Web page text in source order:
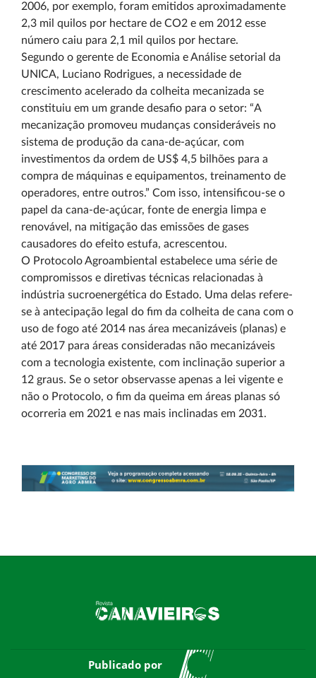
2006, por exemplo, foram emitidos aproximadamente
2,3 mil quilos por hectare de CO2 e em 2012 esse
número caiu para 2,1 mil quilos por hectare.
Segundo o gerente de Economia e Análise setorial da
UNICA, Luciano Rodrigues, a necessidade de
crescimento acelerado da colheita mecanizada se
constituiu em um grande desafio para o setor: “A
mecanização promoveu mudanças consideráveis no
sistema de produção da cana-de-açúcar, com
investimentos da ordem de US$ 4,5 bilhões para a
compra de máquinas e equipamentos, treinamento de
operadores, entre outros.” Com isso, intensificou-se o
papel da cana-de-açúcar, fonte de energia limpa e
renovável, na mitigação das emissões de gases
causadores do efeito estufa, acrescentou.
O Protocolo Agroambiental estabelece uma série de
compromissos e diretivas técnicas relacionadas à
indústria sucroenergética do Estado. Uma delas refere-
se à antecipação legal do fim da colheita de cana com o
uso de fogo até 2014 nas área mecanizáveis (planas) e
até 2017 para áreas consideradas não mecanizáveis
com a tecnologia existente, com inclinação superior a
12 graus. Se o setor observasse apenas a lei vigente e
não o Protocolo, o fim da queima em áreas planas só
ocorreria em 2021 e nas mais inclinadas em 2031.
Publicado por